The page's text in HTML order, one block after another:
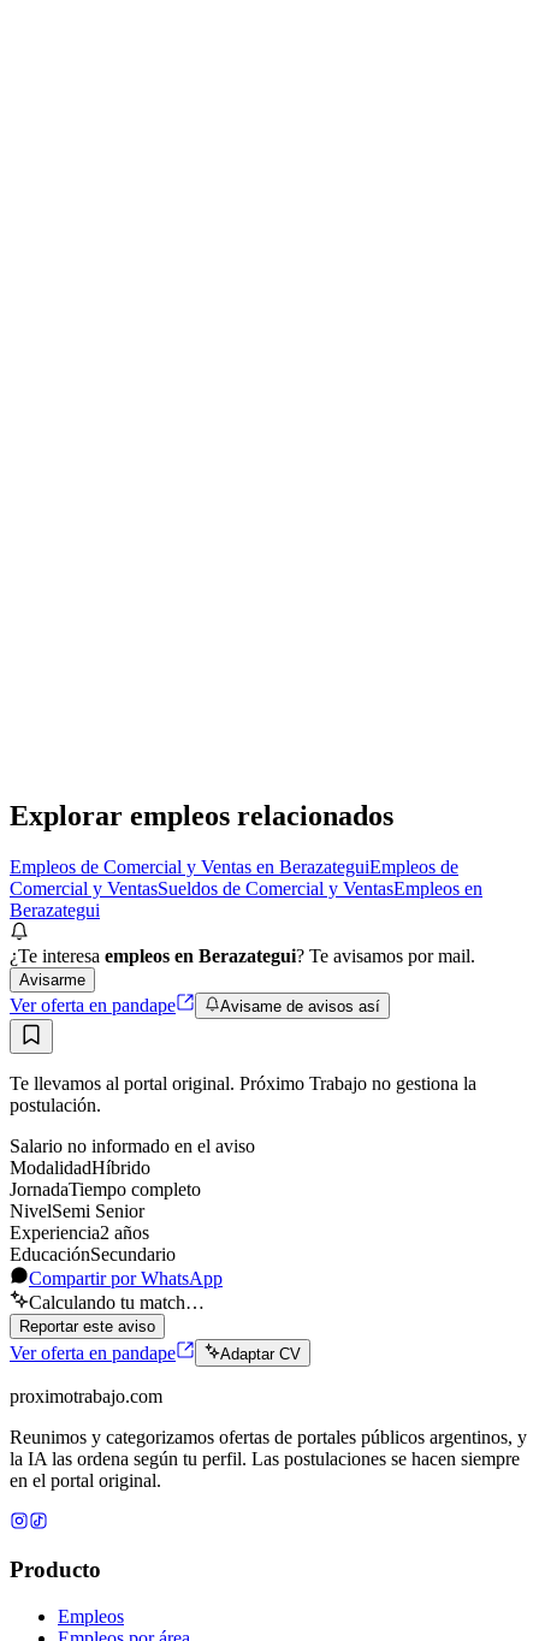
Explorar empleos relacionados
Empleos de Comercial y Ventas en BerazateguiEmpleos de
Comercial y VentasSueldos de Comercial y VentasEmpleos en
Berazategui
¿Te interesa empleos en Berazategui? Te avisamos por mail.
Avisarme
Ver oferta en pandape Avisame de avisos así
Te llevamos al portal original. Próximo Trabajo no gestiona la
postulación.
Salario no informado en el aviso
ModalidadHíbrido
JornadaTiempo completo
NivelSemi Senior
Experiencia2 años
EducaciónSecundario
Compartir por WhatsApp
Calculando tu match…
Reportar este aviso
Ver oferta en pandape Adaptar CV
proximotrabajo.com
Reunimos y categorizamos ofertas de portales públicos argentinos, y
la IA las ordena según tu perfil. Las postulaciones se hacen siempre
en el portal original.
Producto
Empleos